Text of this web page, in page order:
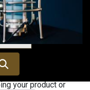
your product or